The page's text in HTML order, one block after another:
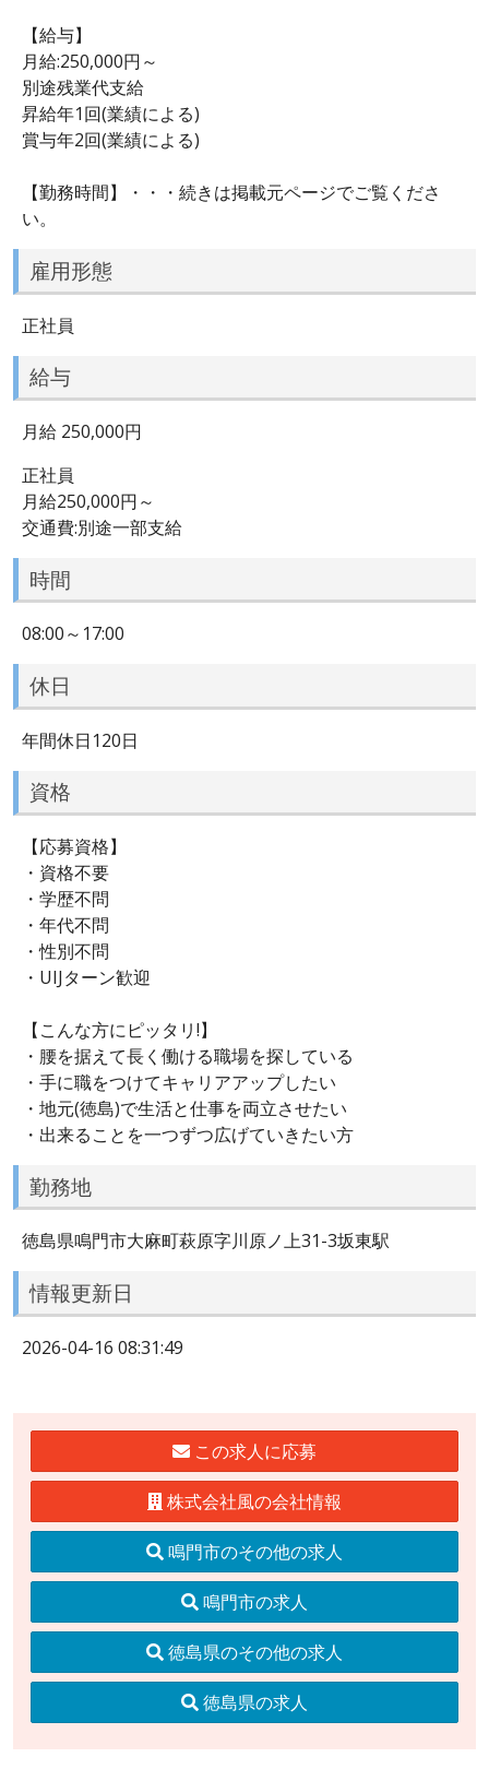
【給与】
月給:250,000円～
別途残業代支給
昇給年1回(業績による)
賞与年2回(業績による)
【勤務時間】・・・続きは掲載元ページでご覧くださ
い。
雇用形態
正社員
給与
月給 250,000円
正社員
月給250,000円～
交通費:別途一部支給
時間
08:00～17:00
休日
年間休日120日
資格
【応募資格】
・資格不要
・学歴不問
・年代不問
・性別不問
・UIJターン歓迎
【こんな方にピッタリ!】
・腰を据えて長く働ける職場を探している
・手に職をつけてキャリアアップしたい
・地元(徳島)で生活と仕事を両立させたい
・出来ることを一つずつ広げていきたい方
勤務地
徳島県鳴門市大麻町萩原字川原ノ上31-3坂東駅
情報更新日
2026-04-16 08:31:49
この求人に応募
株式会社風の会社情報
鳴門市のその他の求人
鳴門市の求人
徳島県のその他の求人
徳島県の求人